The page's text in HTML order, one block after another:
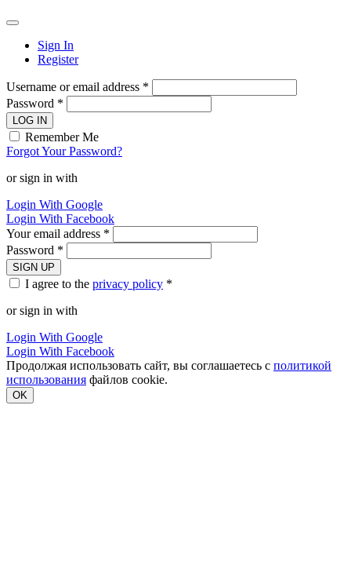
Sign In
Register
Username or email address *
Password *
LOG IN
Remember Me
Forgot Your Password?
or sign in with
Login With Google
Login With Facebook
Your email address *
Password *
SIGN UP
I agree to the privacy policy *
or sign in with
Login With Google
Login With Facebook
Продолжая использовать сайт, вы соглашаетесь с политикой
использования файлов cookie.
OK